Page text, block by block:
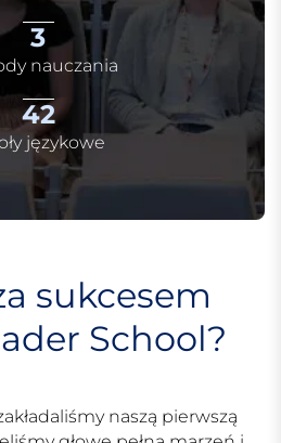
3
nauczania
42
językowe
sukcesem
School?
naszą pierwszą